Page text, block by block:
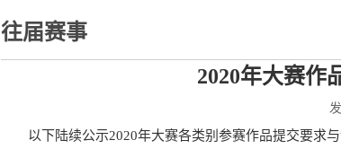
往届赛事
2020年大赛作
以下陆续公示2020年大赛各类别参赛作品提交要求